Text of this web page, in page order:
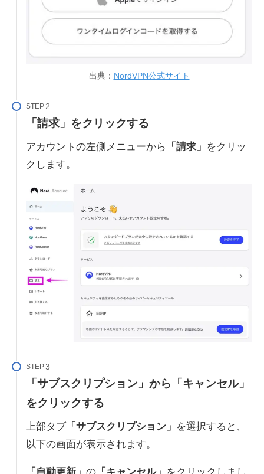
出典： NordVPN公式サイト
STEP
「請求」をクリックする
アカウントの左側メニューから 「請求」 をクリッ
クします。
STEP
「サブスクリプション」から「キャンセル」
をクリックする
上部タブ「サブスクリプション」 を選択すると、
以下の画面が表示されます。